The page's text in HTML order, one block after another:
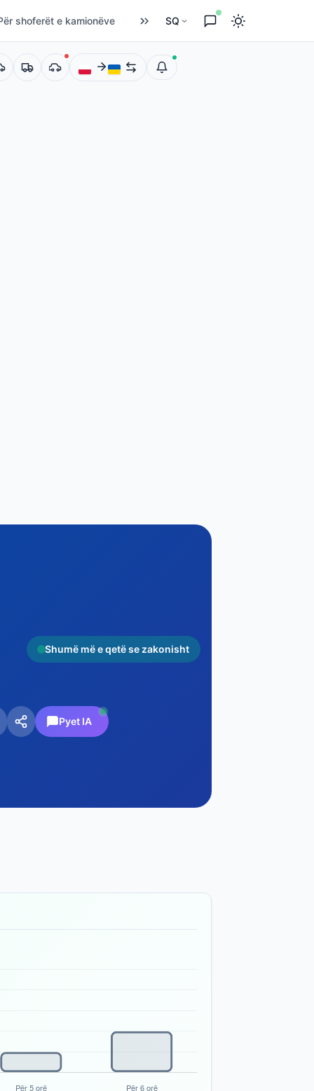
shoferët e kamionëve SQ
Shumë më e qetë se zakonisht
Pyet IA